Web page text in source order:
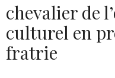
chevalier de
culturel en
fratrie